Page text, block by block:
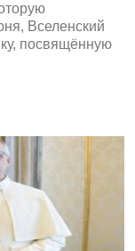
Вселенский
посвящённую